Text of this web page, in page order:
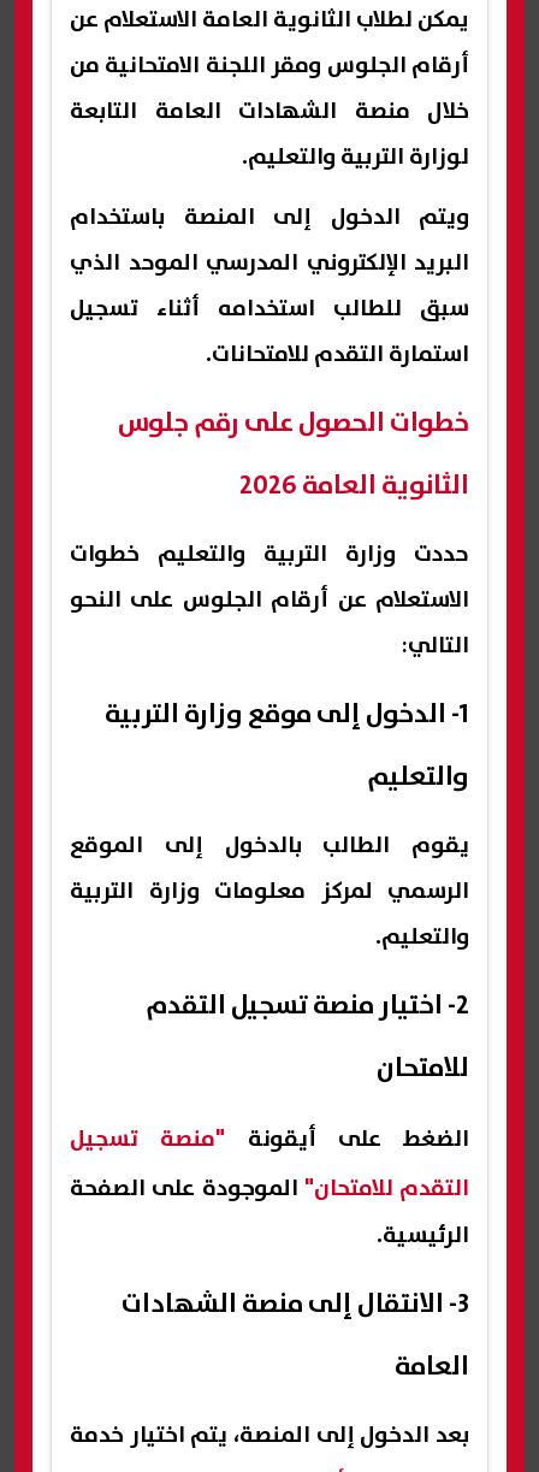
يمكن لطلاب الثانوية العامة الاستعلام عن
أرقام الجلوس ومقر اللجنة الامتحانية من
خلال منصة الشهادات العامة التابعة
لوزارة التربية والتعليم.
ويتم الدخول إلى المنصة باستخدام
البريد الإلكتروني المدرسي الموحد الذي
سبق للطالب استخدامه أثناء تسجيل
استمارة التقدم للامتحانات.
خطوات الحصول على رقم جلوس
الثانوية العامة 2026
حددت وزارة التربية والتعليم خطوات
الاستعلام عن أرقام الجلوس على النحو
التالي:
1- الدخول إلى موقع وزارة التربية
والتعليم
يقوم الطالب بالدخول إلى الموقع
الرسمي لمركز معلومات وزارة التربية
والتعليم.
2- اختيار منصة تسجيل التقدم
للامتحان
الضغط على أيقونة "منصة تسجيل
التقدم للامتحان" الموجودة على الصفحة
الرئيسية.
3- الانتقال إلى منصة الشهادات
العامة
بعد الدخول إلى المنصة، يتم اختيار خدمة